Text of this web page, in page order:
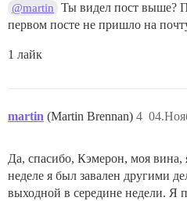
@martin
Ты видел пост выше?
первом посте не пришло на
1 лайк
martin (Martin Brennan) 4
Да, спасибо, Кэмерон, моя вина,
неделе я был завален другими
выходной в середине недели. Я